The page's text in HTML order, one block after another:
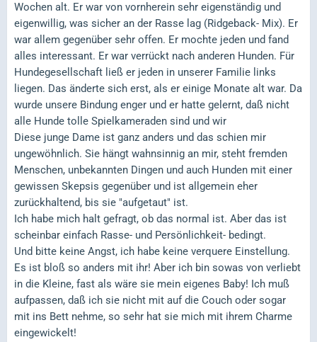
Wochen alt. Er war von vornherein sehr eigenständig und
eigenwillig, was sicher an der Rasse lag (Ridgeback- Mix). Er
war allem gegenüber sehr offen. Er mochte jeden und fand
alles interessant. Er war verrückt nach anderen Hunden. Für
Hundegesellschaft ließ er jeden in unserer Familie links
liegen. Das änderte sich erst, als er einige Monate alt war. Da
wurde unsere Bindung enger und er hatte gelernt, daß nicht
alle Hunde tolle Spielkameraden sind und wir
Diese junge Dame ist ganz anders und das schien mir
ungewöhnlich. Sie hängt wahnsinnig an mir, steht fremden
Menschen, unbekannten Dingen und auch Hunden mit einer
gewissen Skepsis gegenüber und ist allgemein eher
zurückhaltend, bis sie "aufgetaut" ist.
Ich habe mich halt gefragt, ob das normal ist. Aber das ist
scheinbar einfach Rasse- und Persönlichkeit- bedingt.
Und bitte keine Angst, ich habe keine verquere Einstellung.
Es ist bloß so anders mit ihr! Aber ich bin sowas von verliebt
in die Kleine, fast als wäre sie mein eigenes Baby! Ich muß
aufpassen, daß ich sie nicht mit auf die Couch oder sogar
mit ins Bett nehme, so sehr hat sie mich mit ihrem Charme
eingewickelt!